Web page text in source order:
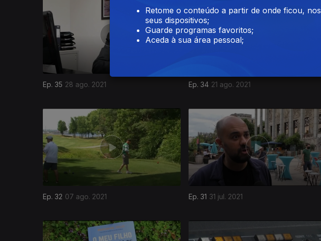
Ep. 35 28 ago. 2021 Ep. 34 21 ago. 2021
Ep. 32 07 ago. 2021 Ep. 31 31 jul. 2021
Retome o conteúdo a partir de onde ficou, nos
seus dispositivos;
Guarde programas favoritos;
Aceda à sua área pessoal;